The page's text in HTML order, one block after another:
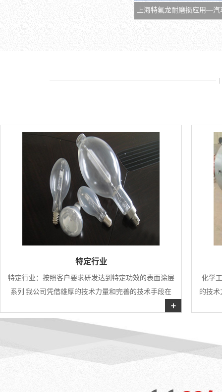
上海特氟龙耐磨损应用—汽
特定行业
特定行业：按照客户要求研发达到特定功效的表面涂层
系列 我公司凭借雄厚的技术力量和完善的技术手段在
几乎所有形状和大小的产品上进行表面处理，涂层可做
到5-2000μm之间不同等级的厚度，不断满足客户对表
化学
的技术